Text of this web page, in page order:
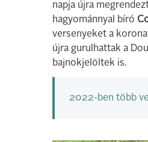
napja újra
hagyománnyal bíró
versenyeket a
újra gurulhattak a
bajnokjelöltek is.
2022-ben több